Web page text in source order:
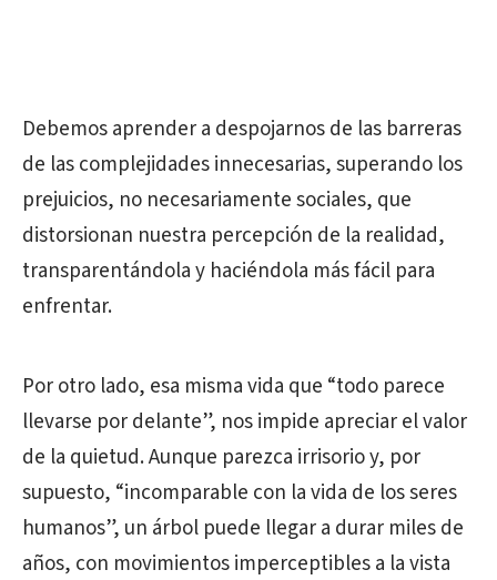
Debemos aprender a despojarnos de las barreras
de las complejidades innecesarias, superando los
prejuicios, no necesariamente sociales, que
distorsionan nuestra percepción de la realidad,
transparentándola y haciéndola más fácil para
enfrentar.
Por otro lado, esa misma vida que “todo parece
llevarse por delante”, nos impide apreciar el valor
de la quietud. Aunque parezca irrisorio y, por
supuesto, “incomparable con la vida de los seres
humanos”, un árbol puede llegar a durar miles de
años, con movimientos imperceptibles a la vista